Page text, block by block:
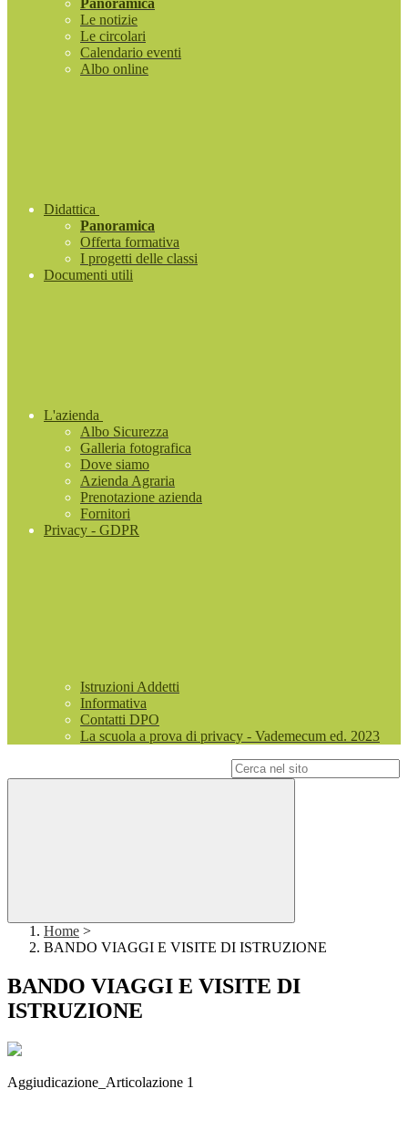
Panoramica
Le notizie
Le circolari
Calendario eventi
Albo online
Didattica
Panoramica
Offerta formativa
I progetti delle classi
Documenti utili
L'azienda
Albo Sicurezza
Galleria fotografica
Dove siamo
Azienda Agraria
Prenotazione azienda
Fornitori
Privacy - GDPR
Istruzioni Addetti
Informativa
Contatti DPO
La scuola a prova di privacy - Vademecum ed. 2023
Home >
BANDO VIAGGI E VISITE DI ISTRUZIONE
BANDO VIAGGI E VISITE DI
ISTRUZIONE
Aggiudicazione_Articolazione 1